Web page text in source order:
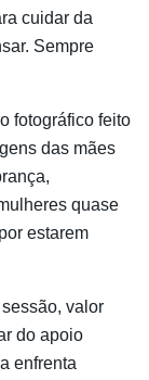
cuidar da
Sempre
fotográfico feito
das mães
quase
estarem
valor
do apoio
enfrenta